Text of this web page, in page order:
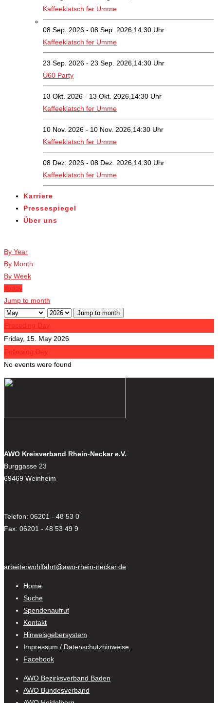
Kaffeeklatsch fer Umme
08 Sep. 2026 - 08 Sep. 2026,14:30 Uhr
Kaffeeklatsch fer Umme
23 Sep. 2026 - 23 Sep. 2026,14:30 Uhr
Ü60 Party
13 Okt. 2026 - 13 Okt. 2026,14:30 Uhr
Kaffeeklatsch fer Umme
10 Nov. 2026 - 10 Nov. 2026,14:30 Uhr
Kaffeeklatsch fer Umme
08 Dez. 2026 - 08 Dez. 2026,14:30 Uhr
Kaffeeklatsch fer Umme
Karriere
Pressespiegel
Über uns
By Year
By Month
By Week
Today
Jump to month
Jump to month
Preceding Day
Friday, 15. May 2026
Following Day
No events were found
AWO Kreisverband Rhein-Neckar e.V.
Burggasse 23
69469 Weinheim
Telefon: 06201 - 48 53 0
Fax: 06201 - 48 53 49 9
arbeiterwohlfahrt@awo-rhein-neckar.de
Home
Suche
Spendenaufruf
Kontakt
Hinweisgebersystem
Impressum / Datenschutzhinweise
Facebook
AWO Bezirksverband Baden
AWO Bundesverband